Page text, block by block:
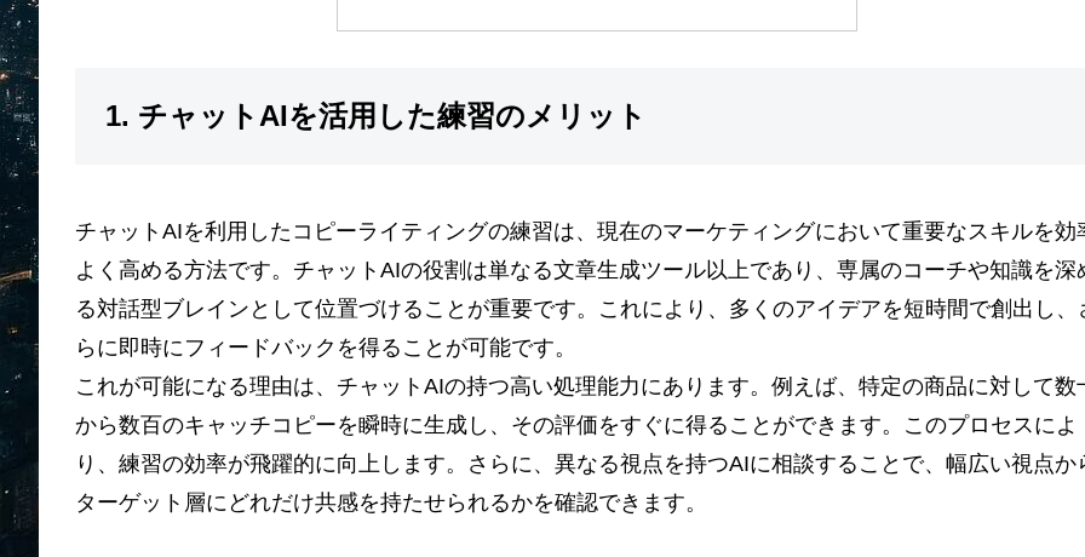
1. チャットAIを活用した練習のメリット
チャットAIを利用したコピーライティングの練習は、現在のマーケティングにおいて重要なスキルを効
よく高める方法です。チャットAIの役割は単なる文章生成ツール以上であり、専属のコーチや知識を深
る対話型ブレインとして位置づけることが重要です。これにより、多くのアイデアを短時間で創出し、
らに即時にフィードバックを得ることが可能です。
これが可能になる理由は、チャットAIの持つ高い処理能力にあります。例えば、特定の商品に対して数
から数百のキャッチコピーを瞬時に生成し、その評価をすぐに得ることができます。このプロセスによ
り、練習の効率が飛躍的に向上します。さらに、異なる視点を持つAIに相談することで、幅広い視点か
ターゲット層にどれだけ共感を持たせられるかを確認できます。